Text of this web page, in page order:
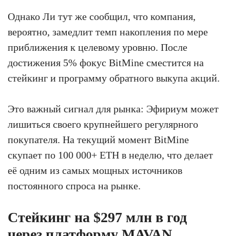
Однако Ли тут же сообщил, что компания,
вероятно, замедлит темп накопления по мере
приближения к целевому уровню. После
достижения 5% фокус BitMine сместится на
стейкинг и программу обратного выкупа акций.
Это важный сигнал для рынка: Эфириум может
лишиться своего крупнейшего регулярного
покупателя. На текущий момент BitMine
скупает по 100 000+ ETH в неделю, что делает
её одним из самых мощных источников
постоянного спроса на рынке.
Стейкинг на $297 млн в год